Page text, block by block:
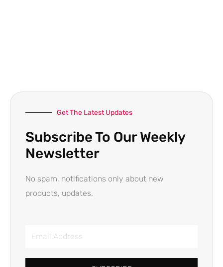
Get The Latest Updates
Subscribe To Our Weekly
Newsletter
No spam, notifications only about new
products, updates.
Email